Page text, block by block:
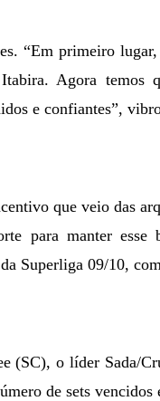
“Em primeiro lugar,
Agora temos
e confiantes”,
que veio das
para manter esse
Superliga 09/10,
(SC), o líder Sada/
de sets vencidos